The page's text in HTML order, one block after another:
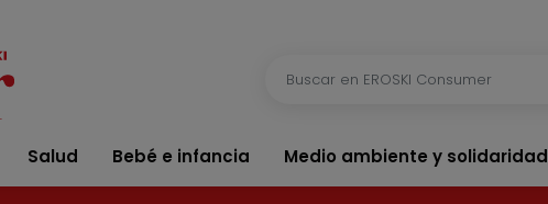
Salud Bebé e infancia Medio ambiente y solidaridad